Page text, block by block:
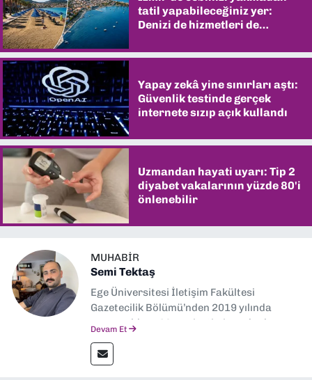
tatil yapabileceğiniz yer:
Denizi de hizmetleri de
Yapay zekâ yine sınırları aştı:
Güvenlik testinde gerçek
internete sızıp açık kullandı
Uzmandan hayati uyarı: Tip 2
diyabet vakalarının yüzde 80'i
önlenebilir
MUHABIR
Semi Tektaş
Ege Üniversitesi İletişim Fakültesi
Gazetecilik Bölümü’nden 2019 yılında
mezun oldum. Mezuniyetimin ardından
Gazetesi gibi yayınlarda görev alarak
gazetecilik kariyerime başladım. Şubat
Devam Et